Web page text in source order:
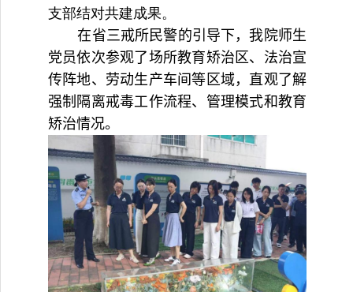
支部结对共建成果。
在省三戒所民警的引导下，我院师生
党员依次参观了场所教育矫治区、法治宣
传阵地、 劳动生产车间等区域，直观了解
强制隔离戒毒工作流程、管理模式和教育
矫治情况。